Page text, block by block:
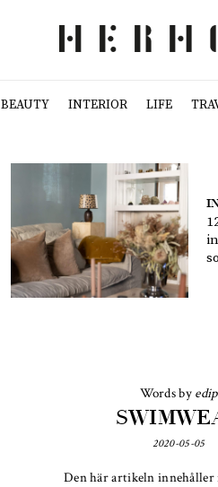
BEAUTY INTERIOR LIFE
Words by edip
2020-05-05
Den här artikeln innehåller